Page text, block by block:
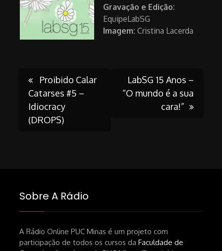
Gravação e Edição:
EquipeLabSG
Imagem: Cristina Lacerda
Post
navigation
Proibido Calar
Catarses #5 –
Idiocracy
(DROPS)
LabSG 15 Anos –
“O mundo é a sua
cara!”
Sobre A Rádio
A Rádio Online PUC Minas é um projeto com
participação de todos os cursos da Faculdade de